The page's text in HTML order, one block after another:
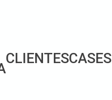
CLIENTESCASES